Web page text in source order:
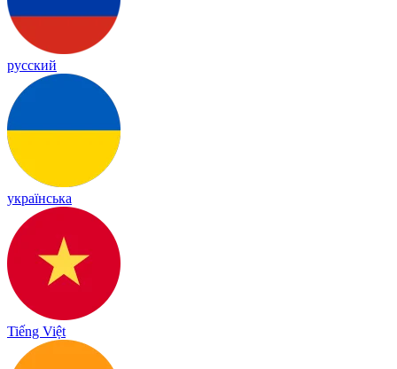
русский
українська
Tiếng Việt